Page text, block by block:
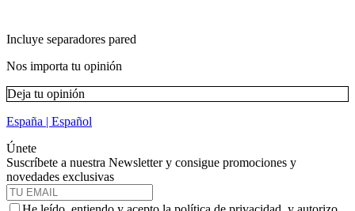
Incluye separadores pared
Nos importa tu opinión
Deja tu opinión
España | Español
Únete
Suscríbete a nuestra Newsletter y consigue promociones y
novedades exclusivas